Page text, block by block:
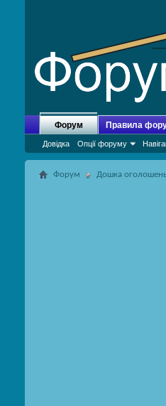
Форум
Довідка Опції форуму
Правила
Форум Дошка